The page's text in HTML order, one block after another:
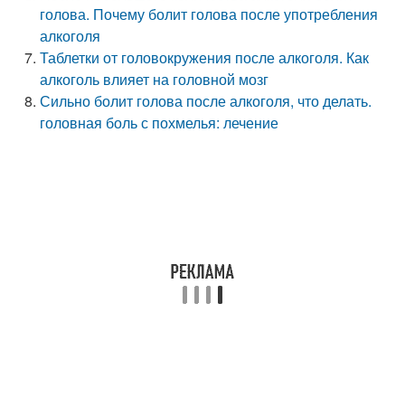
голова. Почему болит голова после употребления
алкоголя
Таблетки от головокружения после алкоголя. Как
алкоголь влияет на головной мозг
Сильно болит голова после алкоголя, что делать.
головная боль с похмелья: лечение